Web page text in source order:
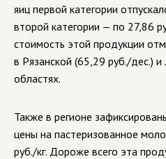
яиц первой категории
второй категории — по 27,86
стоимость этой продукции
в Рязанской (65,29 руб./дес.)
областях.
Также в регионе
цены на пастеризованное
руб./кг. Дороже всего эта